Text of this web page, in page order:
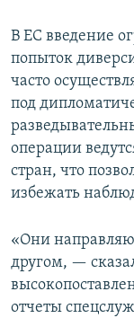
В ЕС введение
попыток
часто
под
операции
стран, что
избежать
«Они
другом, —
отчеты